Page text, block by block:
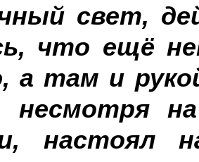
свет,
что ещё
а там и
несмотря
настоял